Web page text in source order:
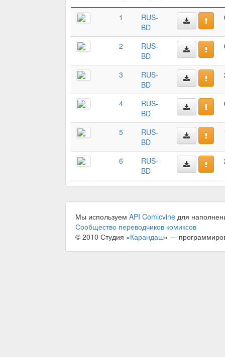
1
RUS-
BD
2
RUS-
BD
3
RUS-
BD
4
RUS-
BD
5
RUS-
BD
6
RUS-
BD
Мы используем API Comicvine для
Сообщество переводчиков комиксов
© 2010 Студия «Карандаш» —